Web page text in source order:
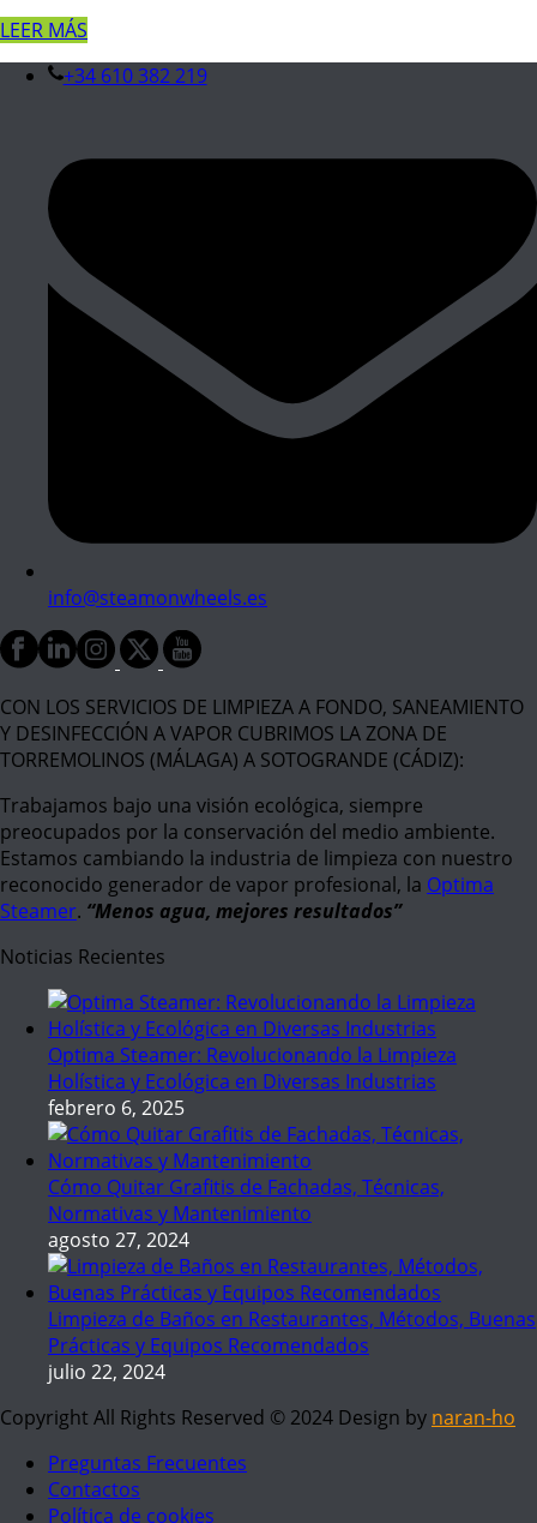
LEER MÁS
+34 610 382 219
info@steamonwheels.es
CON LOS SERVICIOS DE LIMPIEZA A FONDO, SANEAMIENTO
Y DESINFECCIÓN A VAPOR CUBRIMOS LA ZONA DE
TORREMOLINOS (MÁLAGA) A SOTOGRANDE (CÁDIZ):
Trabajamos bajo una visión ecológica, siempre
preocupados por la conservación del medio ambiente.
Estamos cambiando la industria de limpieza con nuestro
reconocido generador de vapor profesional, la Optima
Steamer. “Menos agua, mejores resultados”
Noticias Recientes
Optima Steamer: Revolucionando la Limpieza
Holística y Ecológica en Diversas Industrias
febrero 6, 2025
Cómo Quitar Grafitis de Fachadas, Técnicas,
Normativas y Mantenimiento
agosto 27, 2024
Limpieza de Baños en Restaurantes, Métodos, Buenas
Prácticas y Equipos Recomendados
julio 22, 2024
Copyright All Rights Reserved © 2024 Design by naran-ho
Preguntas Frecuentes
Contactos
Política de cookies